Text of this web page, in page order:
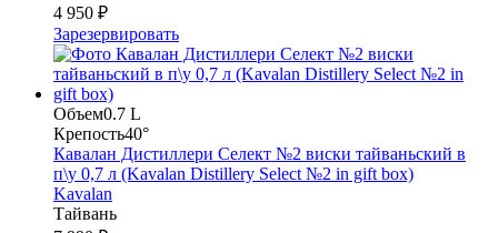
4 950 ₽
Зарезервировать
Объем0.7 L
Крепость40°
Кавалан Дистиллери Селект №2 виски тайваньский в
п\у 0,7 л (Kavalan Distillery Select №2 in gift box)
Kavalan
Тайвань